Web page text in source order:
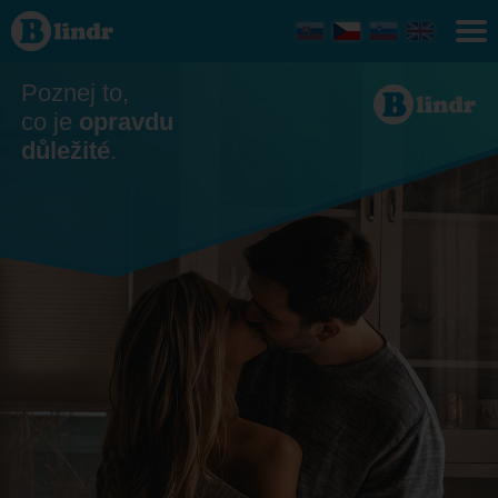
Seznamka
Pardubice
Poznej to,
co je opravdu
důležité.